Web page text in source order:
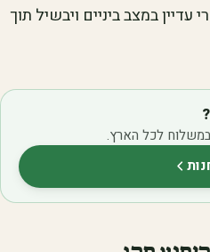
במצב ביניים ויבשיל תוך
לכל הארץ.
(נפתח בלשונית חדשה)